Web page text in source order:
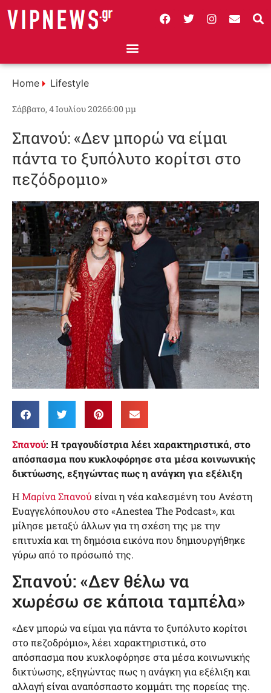
Home Lifestyle
Σάββατο, 4 Ιουλίου 20266:00 μμ
Σπανού: «Δεν μπορώ να είμαι
πάντα το ξυπόλυτο κορίτσι στο
πεζόδρομιο»
Σπανού: Η τραγουδίστρια λέει χαρακτηριστικά, στο
απόσπασμα που κυκλοφόρησε στα μέσα κοινωνικής
δικτύωσης, εξηγώντας πως η ανάγκη για εξέλιξη
ΗΜαρίνα Σπανού είναι η νέα καλεσμένη του Ανέστη
Ευαγγελόπουλου στο «Anestea The Podcast», και
μίλησε μεταξύ άλλων για τη σχέση της με την
επιτυχία και τη δημόσια εικόνα που δημιουργήθηκε
γύρω από το πρόσωπό της.
Σπανού: «Δεν θέλω να
χωρέσω σε κάποια ταμπέλα»
«Δεν μπορώ να είμαι για πάντα το ξυπόλυτο κορίτσι
στο πεζοδρόμιο», λέει χαρακτηριστικά, στο
απόσπασμα που κυκλοφόρησε στα μέσα κοινωνικής
δικτύωσης, εξηγώντας πως η ανάγκη για εξέλιξη και
αλλαγή είναι αναπόσπαστο κομμάτι της πορείας της.